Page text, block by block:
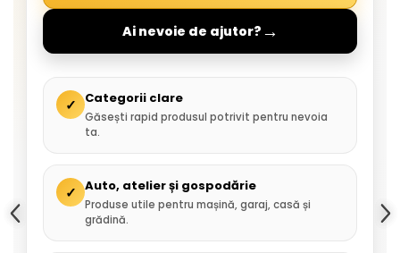
Ai nevoie de ajutor? →
✓ Categorii clare
Găsești rapid produsul potrivit pentru nevoia
ta.
✓ Auto, atelier și gospodărie
Produse utile pentru mașină, garaj, casă și
grădină.